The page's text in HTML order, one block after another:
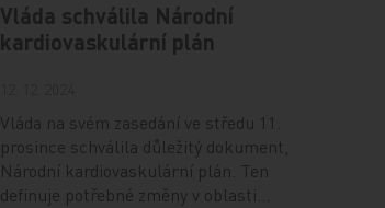
Vláda schválila Národní
kardiovaskulární plán
Vláda na svém zasedání ve středu 11.
prosince schválila důležitý dokument,
Národní kardiovaskulární plán. Ten
definuje potřebné změny v oblasti…